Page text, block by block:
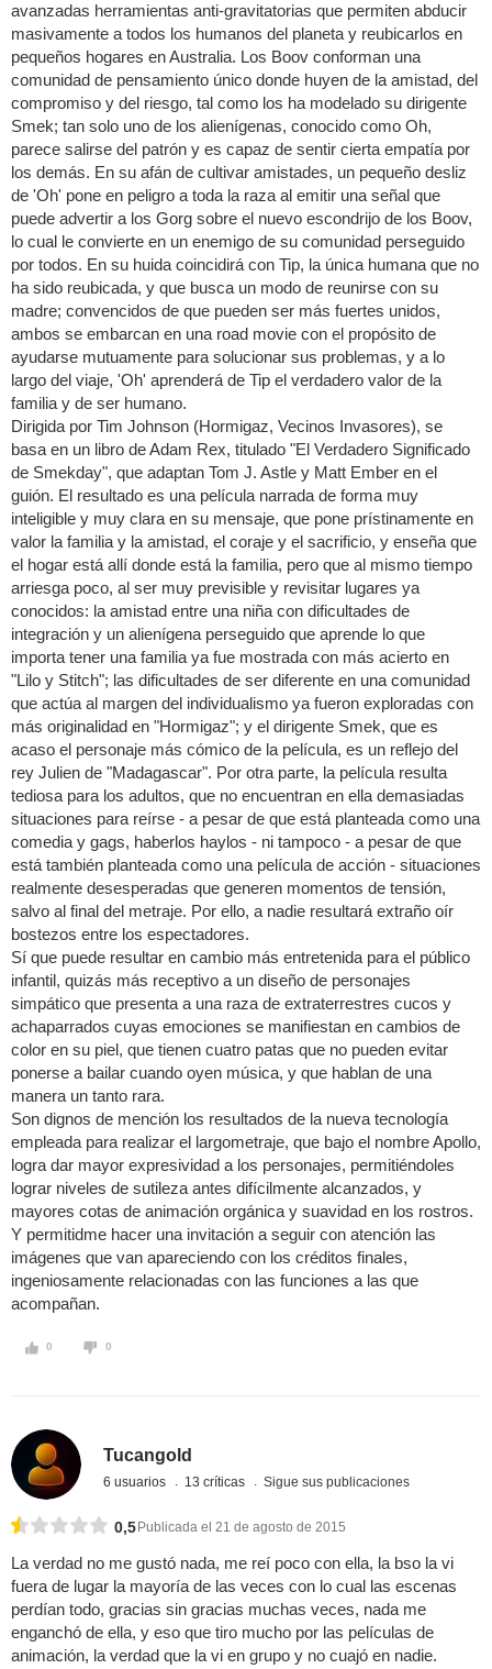
avanzadas herramientas anti-gravitatorias que permiten abducir
masivamente a todos los humanos del planeta y reubicarlos en
pequeños hogares en Australia. Los Boov conforman una
comunidad de pensamiento único donde huyen de la amistad, del
compromiso y del riesgo, tal como los ha modelado su dirigente
Smek; tan solo uno de los alienígenas, conocido como Oh,
parece salirse del patrón y es capaz de sentir cierta empatía por
los demás. En su afán de cultivar amistades, un pequeño desliz
de 'Oh' pone en peligro a toda la raza al emitir una señal que
puede advertir a los Gorg sobre el nuevo escondrijo de los Boov,
lo cual le convierte en un enemigo de su comunidad perseguido
por todos. En su huida coincidirá con Tip, la única humana que no
ha sido reubicada, y que busca un modo de reunirse con su
madre; convencidos de que pueden ser más fuertes unidos,
ambos se embarcan en una road movie con el propósito de
ayudarse mutuamente para solucionar sus problemas, y a lo
largo del viaje, 'Oh' aprenderá de Tip el verdadero valor de la
familia y de ser humano.
Dirigida por Tim Johnson (Hormigaz, Vecinos Invasores), se
basa en un libro de Adam Rex, titulado "El Verdadero Significado
de Smekday", que adaptan Tom J. Astle y Matt Ember en el
guión. El resultado es una película narrada de forma muy
inteligible y muy clara en su mensaje, que pone prístinamente en
valor la familia y la amistad, el coraje y el sacrificio, y enseña que
el hogar está allí donde está la familia, pero que al mismo tiempo
arriesga poco, al ser muy previsible y revisitar lugares ya
conocidos: la amistad entre una niña con dificultades de
integración y un alienígena perseguido que aprende lo que
importa tener una familia ya fue mostrada con más acierto en
"Lilo y Stitch"; las dificultades de ser diferente en una comunidad
que actúa al margen del individualismo ya fueron exploradas con
más originalidad en "Hormigaz"; y el dirigente Smek, que es
acaso el personaje más cómico de la película, es un reflejo del
rey Julien de "Madagascar". Por otra parte, la película resulta
tediosa para los adultos, que no encuentran en ella demasiadas
situaciones para reírse - a pesar de que está planteada como una
comedia y gags, haberlos haylos - ni tampoco - a pesar de que
está también planteada como una película de acción - situaciones
realmente desesperadas que generen momentos de tensión,
salvo al final del metraje. Por ello, a nadie resultará extraño oír
bostezos entre los espectadores.
Sí que puede resultar en cambio más entretenida para el público
infantil, quizás más receptivo a un diseño de personajes
simpático que presenta a una raza de extraterrestres cucos y
achaparrados cuyas emociones se manifiestan en cambios de
color en su piel, que tienen cuatro patas que no pueden evitar
ponerse a bailar cuando oyen música, y que hablan de una
manera un tanto rara.
Son dignos de mención los resultados de la nueva tecnología
empleada para realizar el largometraje, que bajo el nombre Apollo,
logra dar mayor expresividad a los personajes, permitiéndoles
lograr niveles de sutileza antes difícilmente alcanzados, y
mayores cotas de animación orgánica y suavidad en los rostros.
Y permitidme hacer una invitación a seguir con atención las
imágenes que van apareciendo con los créditos finales,
ingeniosamente relacionadas con las funciones a las que
acompañan.
0 0
Tucangold
6 usuarios 13 críticas Sigue sus publicaciones
0,5 Publicada el 21 de agosto de 2015
La verdad no me gustó nada, me reí poco con ella, la bso la vi
fuera de lugar la mayoría de las veces con lo cual las escenas
perdían todo, gracias sin gracias muchas veces, nada me
enganchó de ella, y eso que tiro mucho por las películas de
animación, la verdad que la vi en grupo y no cuajó en nadie.